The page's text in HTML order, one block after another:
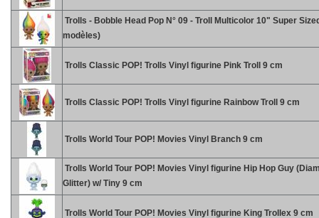
Trolls - Bobble Head Pop N° 09 - Troll Multicolor 10" Super
modèles)
Trolls Classic POP! Trolls Vinyl figurine Pink Troll 9 cm
Trolls Classic POP! Trolls Vinyl figurine Rainbow Troll 9 cm
Trolls World Tour POP! Movies Vinyl Branch 9 cm
Trolls World Tour POP! Movies Vinyl figurine Hip Hop Guy
Glitter) w/ Tiny 9 cm
Trolls World Tour POP! Movies Vinyl figurine King Trollex 9 cm